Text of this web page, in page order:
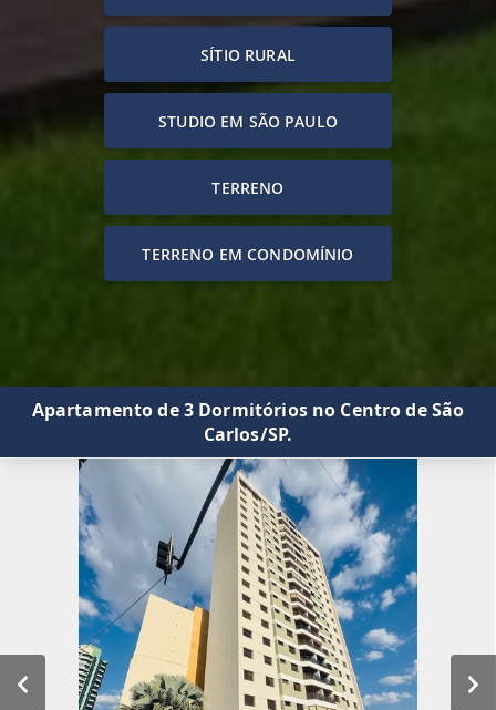
SÍTIO RURAL
STUDIO EM SÃO PAULO
TERRENO
TERRENO EM CONDOMÍNIO
Apartamento de 3 Dormitórios no Centro de São
Carlos/SP.